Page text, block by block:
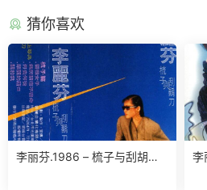
猜你喜欢
李丽芬.1986 – 梳子与刮胡刀
李